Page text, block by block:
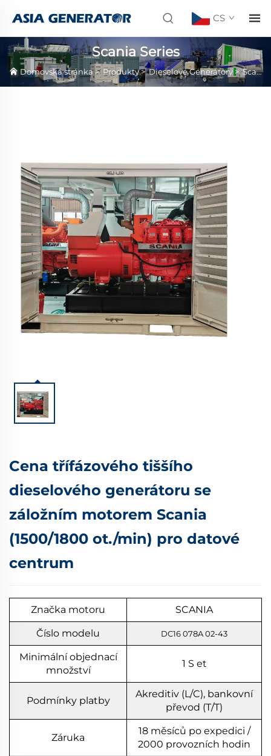
CS
Scania Series
Domovská stránka>Produkty>Dieselové Generátory >Scania Series
Cena třífázového tiššího
dieselového generátoru se
záložním motorem Scania
(1500/1800 ot./min) pro datové
centrum
Značka motoru SCANIA
Číslo modelu DC16 078A 02-43
Minimální objednací
množství
1 S et
Podmínky platby
Akreditiv (L/C), bankovní
převod (T/T)
Záruka
18 měsíců po expedici /
2000 provozních hodin